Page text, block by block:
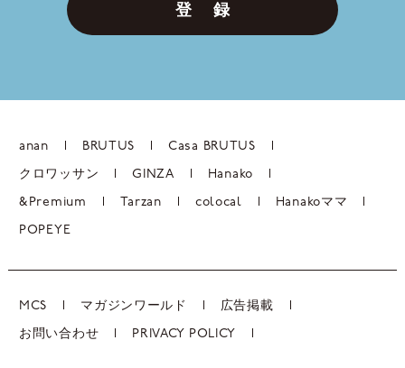
登 録
anan BRUTUS Casa BRUTUS
クロワッサン GINZA Hanako
&Premium Tarzan colocal Hanakoママ
POPEYE
MCS マガジンワールド 広告掲載
お問い合わせ PRIVACY POLICY